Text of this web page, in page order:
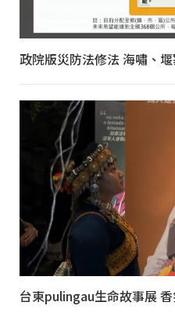
政院版災防法修法 海嘯、
台東pulingau生命故事展